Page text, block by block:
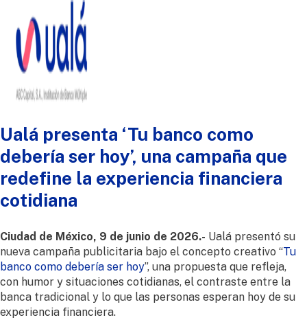
Ualá presenta ‘Tu banco como
debería ser hoy’, una campaña que
redefine la experiencia financiera
cotidiana
Ciudad de México, 9 de junio de 2026.- Ualá presentó su
nueva campaña publicitaria bajo el concepto creativo “Tu
banco como debería ser hoy”, una propuesta que refleja,
con humor y situaciones cotidianas, el contraste entre la
banca tradicional y lo que las personas esperan hoy de su
experiencia financiera.